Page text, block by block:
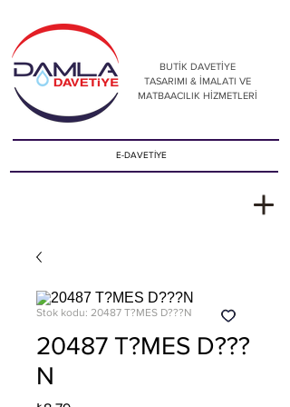
BUTİK DAVETİYE
TASARIMI & İMALATI VE
MATBAACILIK HİZMETLERİ
E-DAVETİYE
Stok kodu: 20487 T?MES D???N
20487 T?MES D???
N